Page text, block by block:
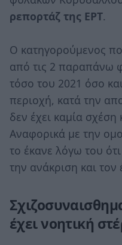
ρεπορτάζ της ΕΡΤ.
Ο κατηγορούμενος
από τις 2 παραπάνω
τόσο του 2021 όσο
περιοχή, κατά την
δεν έχει καμία σχέση
Αναφορικά με την
το έκανε λόγω του
την ανάκριση και τον
έχει νοητική